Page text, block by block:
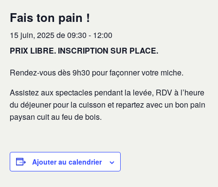
Fais ton pain !
15 juin, 2025 de 09:30 - 12:00
PRIX LIBRE. INSCRIPTION SUR PLACE.
Rendez-vous dès 9h30 pour façonner votre miche.
Assistez aux spectacles pendant la levée, RDV à l’heure
du déjeuner pour la cuisson et repartez avec un bon pain
paysan cuit au feu de bois.
Ajouter au calendrier